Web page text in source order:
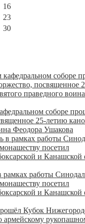
16
23
30
соборе
25-летию
Феодора Ушакова
работы
посетил
и